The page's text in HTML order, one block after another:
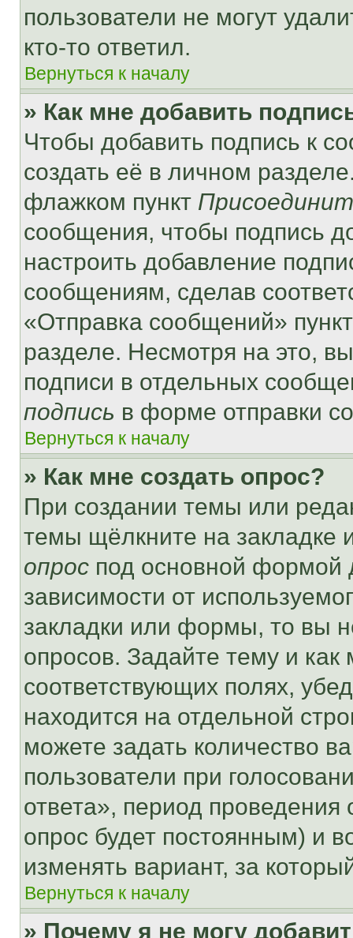
пользователи не могут
кто-то ответил.
Вернуться к началу
» Как мне добавить
Чтобы добавить подпись к
создать её в личном
флажком пункт
сообщения, чтобы подпись
настроить добавление
сообщениям, сделав
«Отправка сообщений»
разделе. Несмотря на это,
подписи в отдельных
подпись в форме отправки
Вернуться к началу
» Как мне создать опрос?
При создании темы или
темы щёлкните на
опрос под основной формой
зависимости от
закладки или формы, то вы
опросов. Задайте тему и
соответствующих полях,
находится на отдельной
можете задать количество
пользователи при
ответа», период проведения
опрос будет постоянным) и
изменять вариант, за
Вернуться к началу
» Почему я не могу